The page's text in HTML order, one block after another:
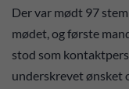
Der var mødt 97
mødet, og første
stod som
underskrevet ønsket